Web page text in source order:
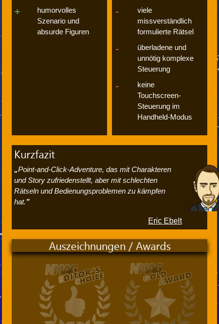
humorvolles
Szenario und
absurde Figuren
viele
missverständlich
formulierte Rätsel
überladene und
unnötig komplexe
Steuerung
keine
Touchscreen-
Steuerung im
Handheld-Modus
Kurzfazit
Point-and-Click-Adventure, das mit Charakteren
und Story zufriedenstellt, aber mit schlechten
Rätseln und Bedienungsproblemen zu kämpfen
hat.
Eric Ebelt
Auszeichnungen / Awards